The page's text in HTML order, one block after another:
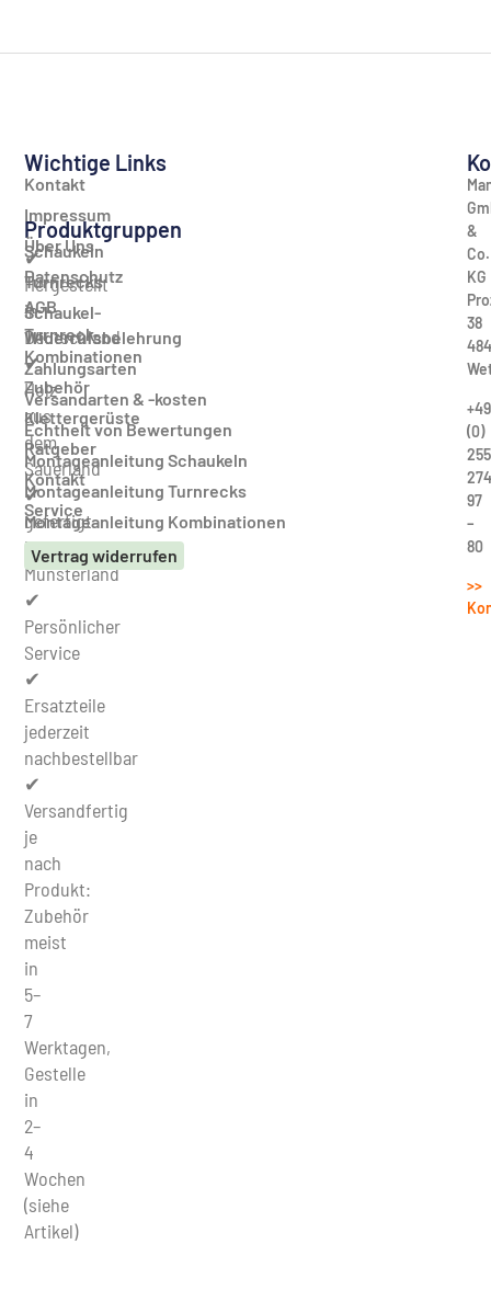
✔
Hergestellt
in
Deutschland
✔
Holz
aus
dem
Sauerland
✔
gefertigt
im
Münsterland
✔
Persönlicher
Service
✔
Ersatzteile
jederzeit
nachbestellbar
✔
Versandfertig
je
nach
Produkt:
Zubehör
meist
in
5–
7
Werktagen,
Gestelle
in
2–
4
Wochen
(siehe
Artikel)
Wichtige Links
Kontakt
Impressum
Über Uns
Datenschutz
AGB
Widerrufsbelehrung
Zahlungsarten
Versandarten & -kosten
Echtheit von Bewertungen
Montageanleitung Schaukeln
Montageanleitung Turnrecks
Montageanleitung Kombinationen
Vertrag widerrufen
Produktgruppen
Schaukeln
Turnrecks
Schaukel-
Turnreck-
Kombinationen
Zubehör
Klettergerüste
Ratgeber
Kontakt
Service
&
Co.
KG
38
+49
(0)
274
97
–
80
>>